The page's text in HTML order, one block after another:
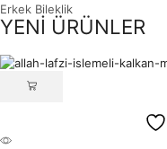
Erkek Bileklik
YENİ ÜRÜNLER